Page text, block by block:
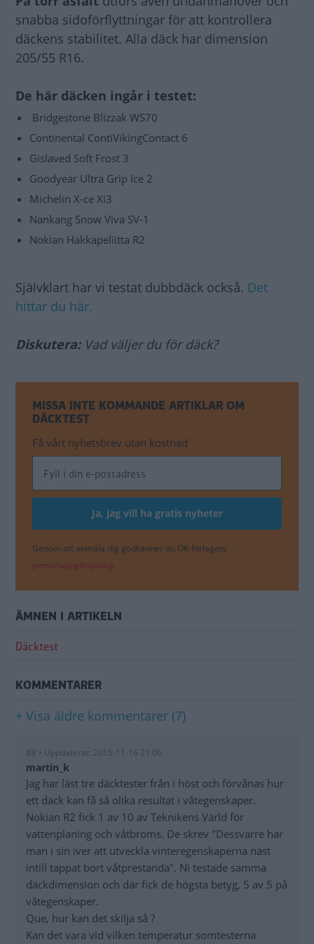
snabba sidoförflyttningar för att kontrollera
däckens stabilitet. Alla däck har dimension
205/55 R16.
De här däcken ingår i testet:
Bridgestone Blizzak WS70
Continental ContiVikingContact 6
Gislaved Soft Frost 3
Goodyear Ultra Grip Ice 2
Michelin X-ce Xi3
Nankang Snow Viva SV-1
Nokian Hakkapeliitta R2
Självklart har vi testat dubbdäck också. Det
hittar du här.
Diskutera:Vad väljer du för däck?
MISSA INTE KOMMANDE ARTIKLAR OM
DÄCKTEST
Få vårt nyhetsbrev utan kostnad
Genom att anmäla dig godkänner du OK-förlagets
personuppgiftspolicy.
ÄMNEN I ARTIKELN
Däcktest
KOMMENTARER
+ Visa äldre kommentarer (7)
#8 • Uppdaterat: 2015-11-16 21:06
martin_k
Jag har läst tre däcktester från i höst och förvånas hur
ett däck kan få så olika resultat i våtegenskaper.
Nokian R2 fick 1 av 10 av Teknikens Värld för
vattenplaning och våtbroms. De skrev "Dessvärre har
man i sin iver att utveckla vinteregenskaperna näst
intill tappat bort våtprestanda". Ni testade samma
däckdimension och där fick de högsta betyg, 5 av 5 på
våtegenskaper.
Que, hur kan det skilja så ?
Kan det vara vid vilken temperatur somtesterna